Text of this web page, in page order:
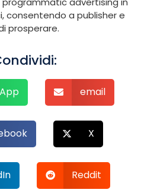
consentendo a publisher e
prosperare.
email
X
Reddit